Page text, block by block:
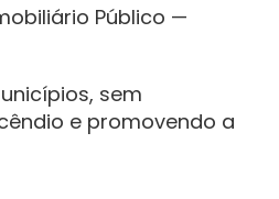
Público —
sem
e promovendo a